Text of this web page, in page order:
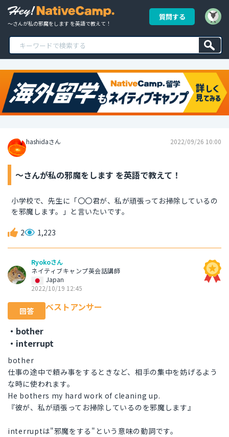
～さんが私の邪魔をします を英語で教えて！
質問する
hashidaさん 2022/09/26 10:00
～さんが私の邪魔をします を英語で教えて！
小学校で、先生に「〇〇君が、私が頑張ってお掃除しているの
を邪魔します。」と言いたいです。
2 1,223
Ryokoさん
ネイティブキャンプ英会話講師
Japan
2022/10/19 12:45
回答
ベストアンサー
・bother
・interrupt
bother
仕事の途中で頼み事をするときなど、相手の集中を妨げるよう
な時に使われます。
He bothers my hard work of cleaning up.
『彼が、私が頑張ってお掃除しているのを邪魔します』
interruptは"邪魔をする"という意味の動詞です。